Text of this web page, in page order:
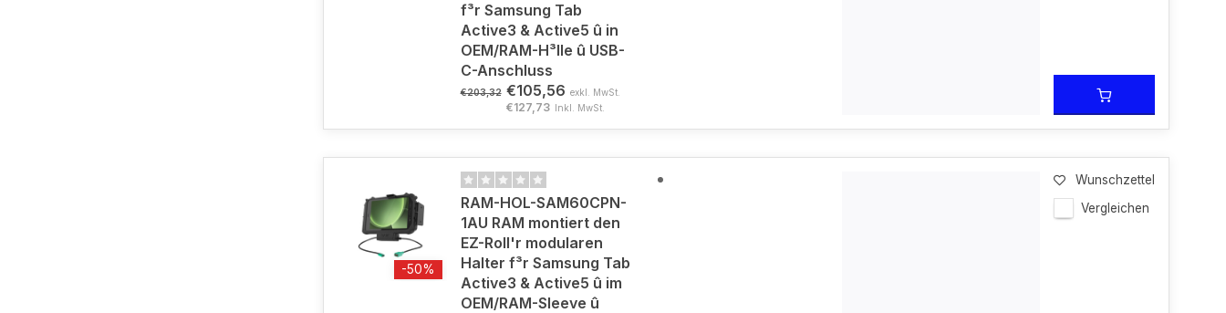
f³r Samsung Tab
Active3 & Active5 û in
OEM/RAM-H³lle û USB-
C-Anschluss
€203,32 €105,56 exkl. MwSt.
€127,73 Inkl. MwSt.
-50%
RAM-HOL-SAM60CPN-
1AU RAM montiert den
EZ-Roll'r modularen
Halter f³r Samsung Tab
Active3 & Active5 û im
OEM/RAM-Sleeve û
Wunschzettel
Vergleichen